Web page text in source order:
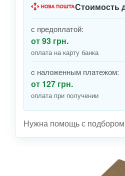
Стоимость
с предоплатой:
от 93 грн.
оплата на карту банка
c наложенным платежом:
от 127 грн.
оплата при получении
Нужна помощь с